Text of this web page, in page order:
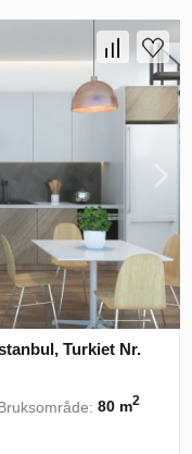
Turkiet Nr.
80 m2